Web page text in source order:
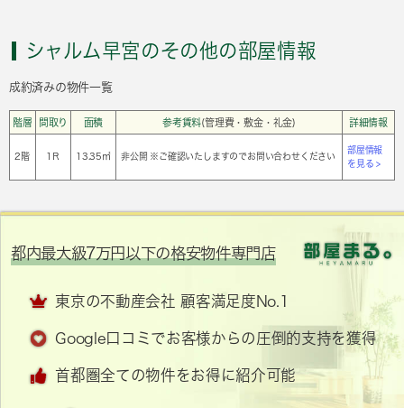
シャルム早宮のその他の部屋情報
成約済みの物件一覧
階層 間取り 面積 参考賃料(管理費・敷金・礼金) 詳細情報
2階 1Ｒ 13.35㎡ 非公開 ※ご確認いたしますのでお問い合わせください
部屋情報
を見る >
都内最大級7万円以下の格安物件専門店
東京の不動産会社 顧客満足度No.1
Google口コミでお客様からの圧倒的支持を獲得
首都圏全ての物件をお得に紹介可能